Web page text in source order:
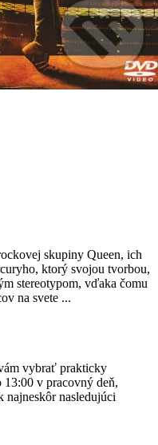
skupiny Queen, ich
ktorý svojou tvorbou,
stereotypom, vďaka čomu
na svete ...
vybrať prakticky
v pracovný deň,
najneskôr nasledujúci